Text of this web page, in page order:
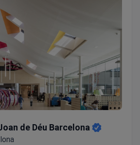
de Déu Barcelona